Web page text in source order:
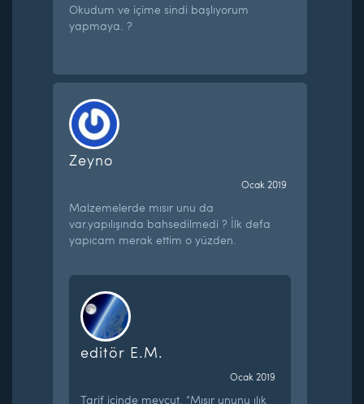
Okudum ve içime sindi başlıyorum
yapmaya. ?
Zeyno
Ocak 2019
Malzemelerde mısır unu da
var.yapılışında bahsedilmedi ? İlk defa
yapıcam merak ettim o yüzden.
editör E.M.
Ocak 2019
Tarif içinde mevcut. “Mısır ununu ılık